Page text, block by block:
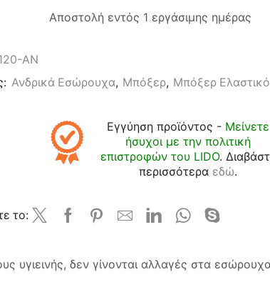
Αποστολή εντός 1 εργάσιμης ημέρας
AN
Ανδρικά Εσώρουχα, Μπόξερ, Μπόξερ Ελαστικό
Εγγύηση προϊόντος - Μείνετε
ήσυχοι με την πολιτική
επιστροφών του LIDO.
περισσότερα εδώ.
το:
υγιεινής, δεν γίνονται αλλαγές στα